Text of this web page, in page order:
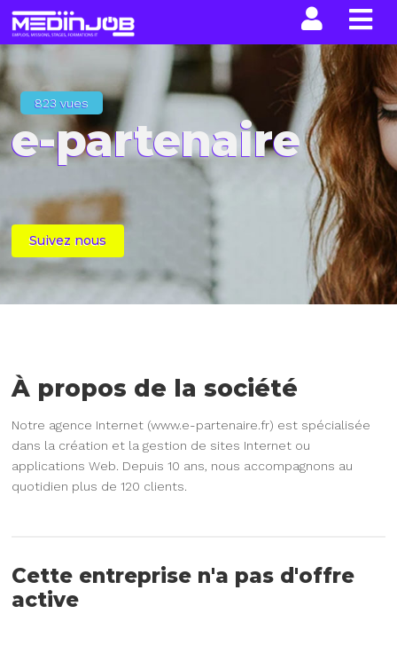
823 vues
e-partenaire
Suivez nous
À propos de la société
Notre agence Internet (www.e-partenaire.fr) est spécialisée
dans la création et la gestion de sites Internet ou
applications Web. Depuis 10 ans, nous accompagnons au
quotidien plus de 120 clients.
Cette entreprise n'a pas d'offre
active